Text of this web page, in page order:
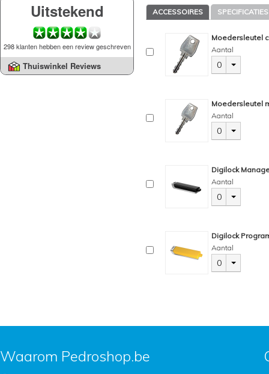
Uitstekend
298 klanten hebben een review geschreven
Thuiswinkel Reviews
ACCESSOIRES SPECIFICATIES
Moedersleutel
Aantal
0
Moedersleutel
Aantal
0
Digilock
Aantal
0
Digilock
Aantal
0
Waarom Pedroshop.be